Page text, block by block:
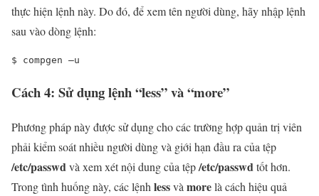
thực hiện lệnh này. Do đó, để xem tên người dùng, hãy nhập lệnh
sau vào dòng lệnh:
$ compgen –u
Cách 4: Sử dụng lệnh “less” và “more”
Phương pháp này được sử dụng cho các trường hợp quản trị viên
phải kiểm soát nhiều người dùng và giới hạn đầu ra của tệp
/etc/passwdvà xem xét nội dung của tệp/etc/passwdtốt hơn.
Trong tình huống này, các lệnh lessvà morelà cách hiệu quả